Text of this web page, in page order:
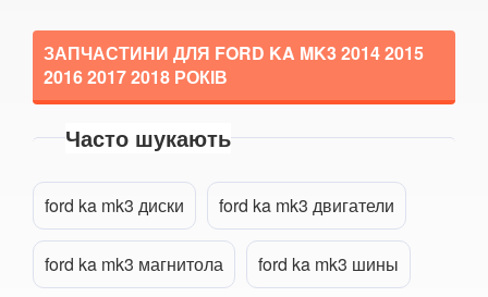
Mustang V
Mustang VI (S550)
Mustang Mach-E
S-Max Mk1 (CA1)
S-Max Mk2
Transit V
attach_fileПрикріпити файл
ЗАПЧАСТИНИ ДЛЯ FORD KA MK32014 2015
2016 2017 2018 РОКІВ
Часто шукають
ford ka mk3 диски ford ka mk3 двигатели
ford ka mk3 магнитола ford ka mk3 шины